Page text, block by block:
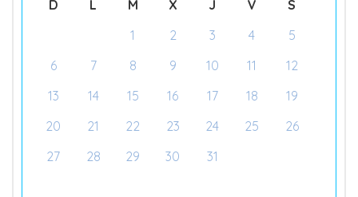
D L M X J V
S
1
2 3 4
5
6
7 8 9 10 11
12
13
14 15 16 17 18
19
20
21 22 23 24 25
26
27
28 29 30 31